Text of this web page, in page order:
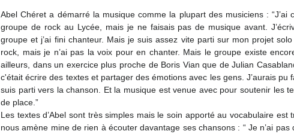
Abel Chéret a démarré la musique comme la plupart des musiciens : “J’ai
groupe de rock au Lycée, mais je ne faisais pas de musique avant.
groupe et j’ai fini chanteur. Mais je suis assez vite parti sur mon projet
rock, mais je n’ai pas la voix pour en chanter. Mais le groupe existe
ailleurs, dans un exercice plus proche de Boris Vian que de Julian
c'était écrire des textes et partager des émotions avec les gens. J’aurais pu
suis parti vers la chanson. Et la musique est venue avec pour soutenir les
de place.”
Les textes d’Abel sont très simples mais le soin apporté au vocabulaire est
nous amène mine de rien à écouter davantage ses chansons : “ Je n’ai pas